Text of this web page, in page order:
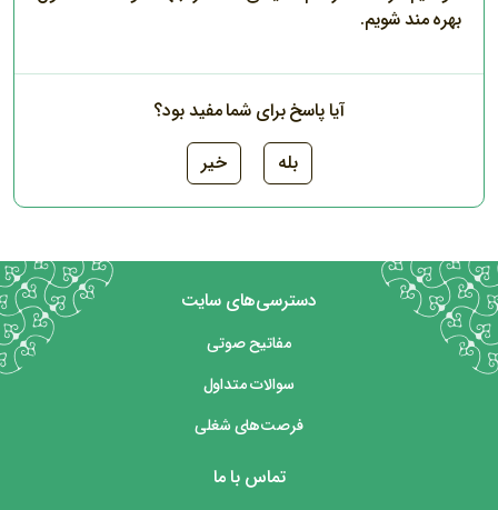
بهره مند شویم.
آیا پاسخ برای شما مفید بود؟
بله
خیر
دسترسی‌های سایت
مفاتیح صوتی
سوالات متداول
فرصت‌های شغلی
تماس با ما